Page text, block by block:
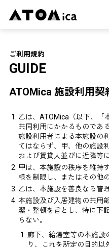
サ
運営
ニ
イ
採
お問
ご利用規約
GUIDE
ATOMica 施設利用契
乙は、ATOMica（以下、「
共同利用にかかるものであ
施設利用者による本施設の
てはならず、甲、他の施設
および賃貸人並びに近隣等
甲は、本施設の秩序を維持
様を制限し、またはその他
乙は、本施設を善良なる管
本施設及び入居建物の共用
潔・整頓を旨とし、特に下
らない。
廊下、給湯室等の本施設
り、これを所定の目的以